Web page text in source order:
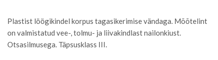
Plastist löögikindel korpus tagasikerimise vändaga. Mõõtelint
on valmistatud vee-, tolmu- ja liivakindlast nailonkiust.
Otsasilmusega. Täpsusklass III.